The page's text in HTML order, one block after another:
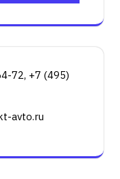
72, +7 (495)
avto.ru